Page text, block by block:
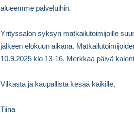
alueemme palveluihin.
Yrityssalon syksyn matkailutoimijoille
jälkeen elokuun aikana.
10.9.2025 klo 13-16. Merkkaa päivä
Vilkasta ja kaupallista kesää kaikille,
Tiina